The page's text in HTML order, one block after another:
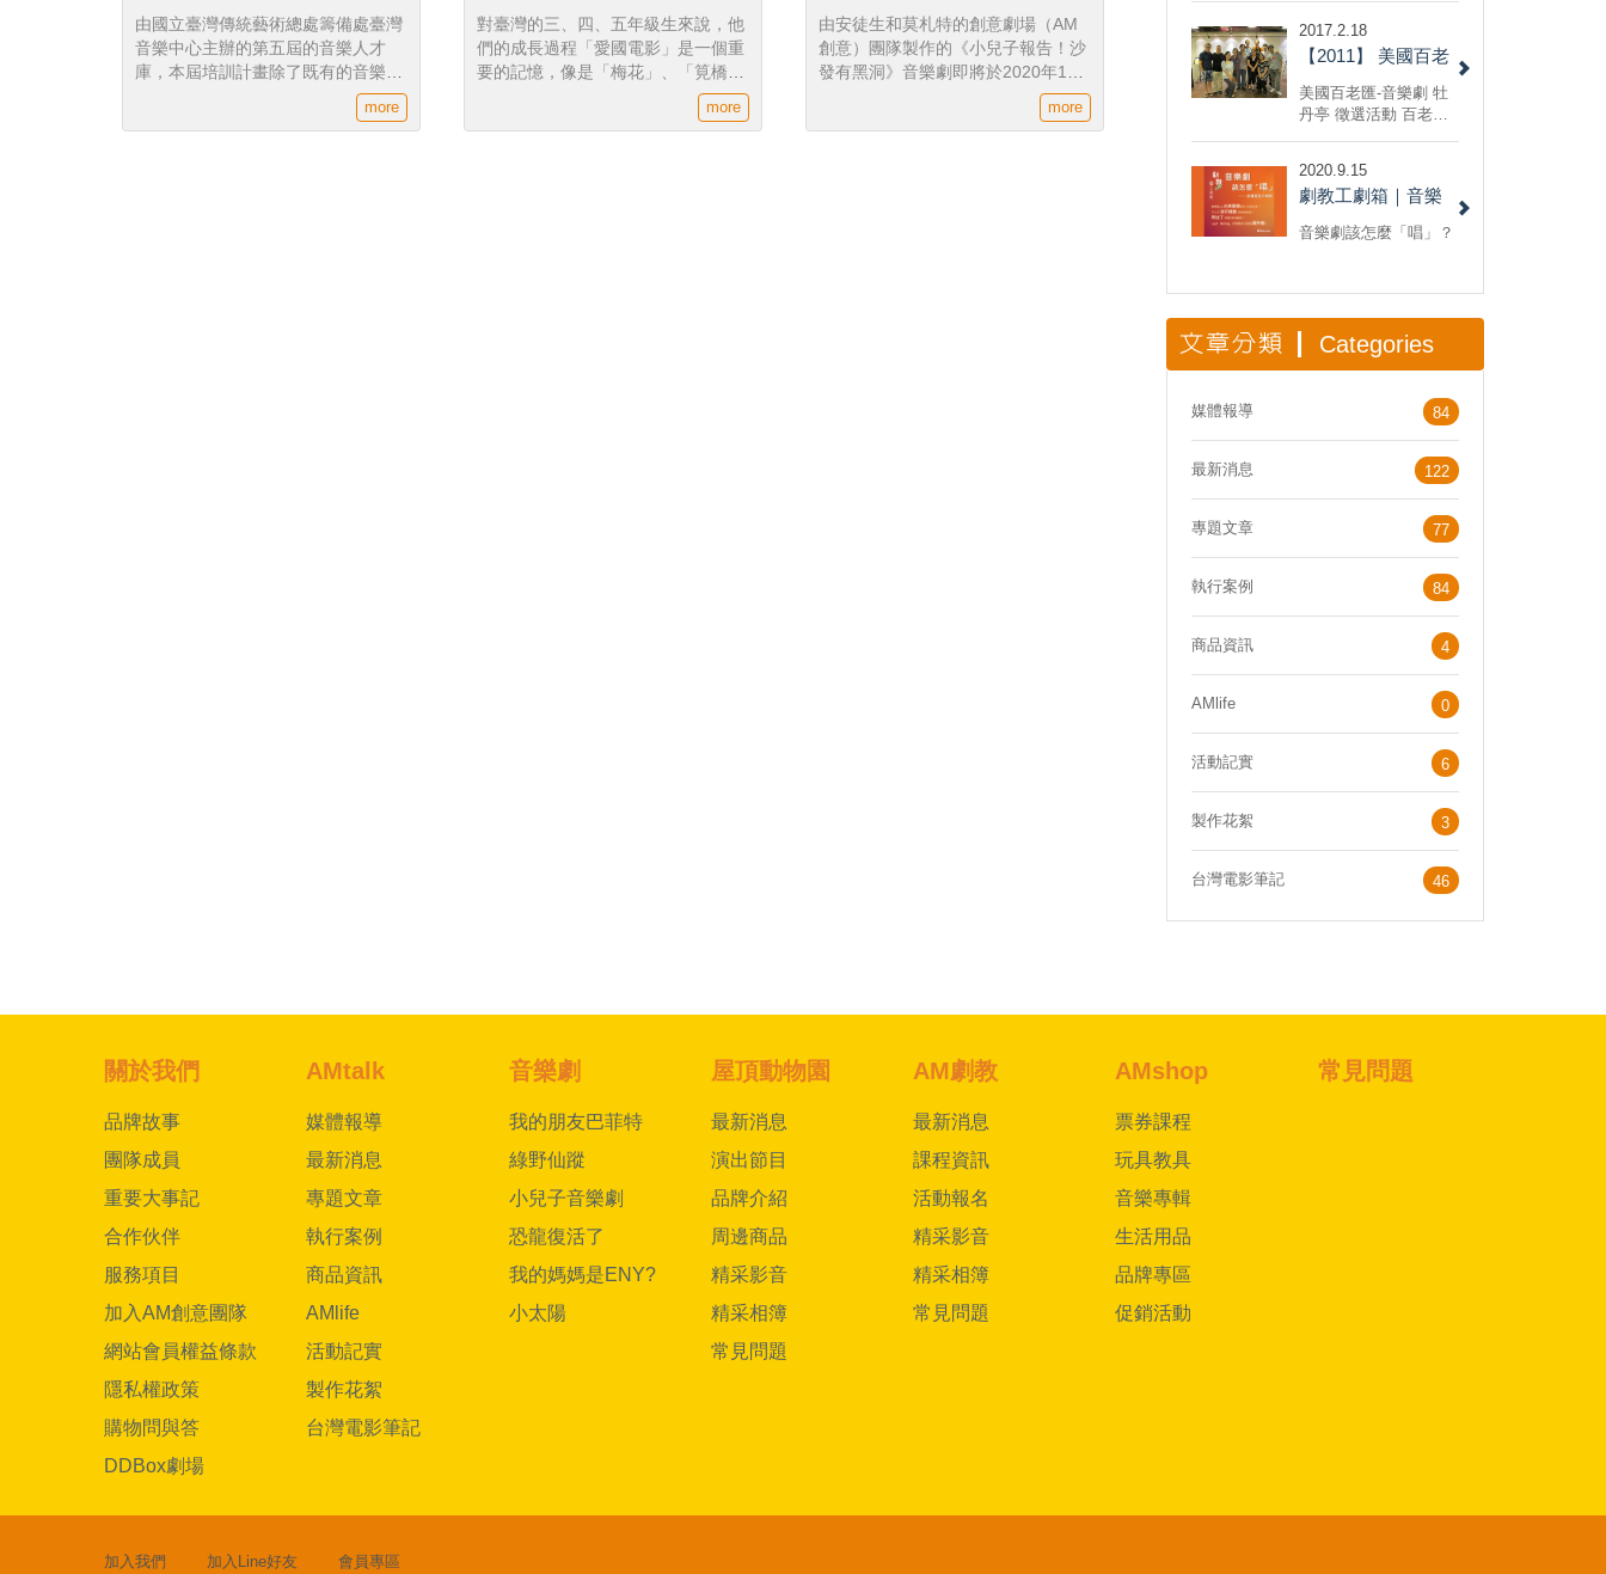
發表記者會
由國立臺灣傳統藝術總處籌備處臺灣
音樂中心主辦的第五屆的音樂人才
庫，本屆培訓計畫除了既有的音樂人
才庫培訓補助外，亦規劃「國際大賽
參賽補助」網羅遺珠之憾，補助青年
more
對臺灣的三、四、五年級生來說，他
們的成長過程「愛國電影」是一個重
要的記憶，像是「梅花」、「筧橋英
烈傳」描述的都是抗戰英雄捨命救國
more
北市11月首度公演！看火星老爸
如何在「異世界」中一打二？
由安徒生和莫札特的創意劇場（AM
創意）團隊製作的《小兒子報告！沙
發有黑洞》音樂劇即將於2020年11
月6日至11月8日連續三日進行首度公
演。IP轉譯源自今年入圍55屆金鐘獎
more
發中心 開幕音樂會/企
劃執行
2017.2.18
【2011】 美國百老
匯-音樂劇 牡丹亭 徵
選活動
美國百老匯-音樂劇 牡
丹亭 徵選活動 百老匯
的具有國際水準的百老
匯音樂劇，希望在保留
了崑劇牡丹亭的經典段
落同時，也將藉由百老
發展出新的表現形式和
藝術生命。
2020.9.15
劇教工劇箱｜音樂
劇唱腔大解析
音樂劇該怎麼「唱」？
文章分類 Categories
媒體報導 84
最新消息 122
專題文章 77
執行案例 84
商品資訊 4
AMlife 0
活動記實 6
製作花絮 3
台灣電影筆記 46
關於我們
品牌故事
團隊成員
重要大事記
合作伙伴
服務項目
加入AM創意團隊
網站會員權益條款
隱私權政策
購物問與答
DDBox劇場
AMtalk
媒體報導
最新消息
專題文章
執行案例
商品資訊
AMlife
活動記實
製作花絮
台灣電影筆記
音樂劇
我的朋友巴菲特
綠野仙蹤
小兒子音樂劇
恐龍復活了
我的媽媽是ENY?
小太陽
屋頂動物園
最新消息
演出節目
品牌介紹
周邊商品
精采影音
精采相簿
常見問題
AM劇教
最新消息
課程資訊
活動報名
精采影音
精采相簿
常見問題
AMshop
票券課程
玩具教具
音樂專輯
生活用品
品牌專區
促銷活動
常見問題
加入我們 加入Line好友 會員專區